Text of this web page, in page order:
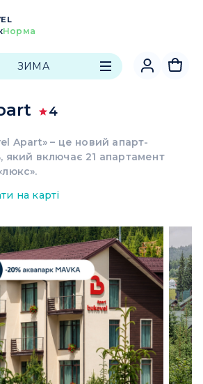
Норма
ЗИМА
4
Apart» – це новий апарт-
який включає 21 апартамент
на карті